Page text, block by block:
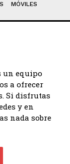
MÓVILES
un equipo
a ofrecer
Si disfrutas
y en
nada sobre